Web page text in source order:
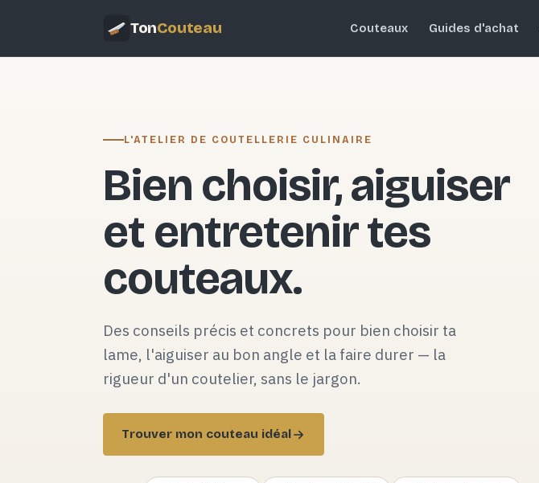
TonCouteau Couteaux Guides d'achat
L'ATELIER DE COUTELLERIE CULINAIRE
Bien choisir, aiguiser
et entretenir tes
couteaux.
Des conseils précis et concrets pour bien choisir ta
lame, l'aiguiser au bon angle et la faire durer — la
rigueur d'un coutelier, sans le jargon.
Trouver mon couteau idéal